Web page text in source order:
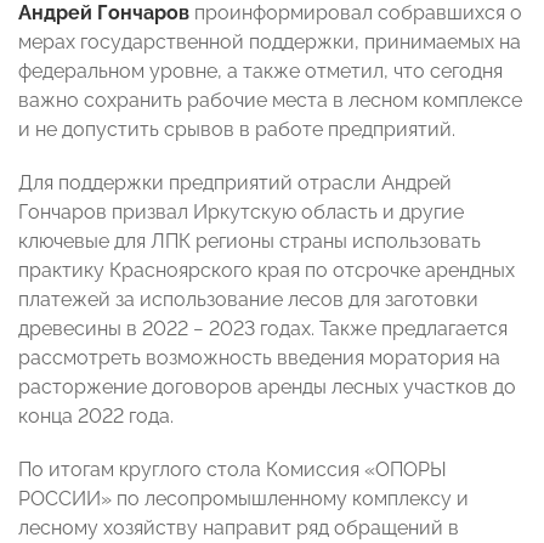
Андрей Гончаров проинформировал собравшихся о
мерах государственной поддержки, принимаемых на
федеральном уровне, а также отметил, что сегодня
важно сохранить рабочие места в лесном комплексе
и не допустить срывов в работе предприятий.
Для поддержки предприятий отрасли Андрей
Гончаров призвал Иркутскую область и другие
ключевые для ЛПК регионы страны использовать
практику Красноярского края по отсрочке арендных
платежей за использование лесов для заготовки
древесины в 2022 − 2023 годах. Также предлагается
рассмотреть возможность введения моратория на
расторжение договоров аренды лесных участков до
конца 2022 года.
По итогам круглого стола Комиссия «ОПОРЫ
РОССИИ» по лесопромышленному комплексу и
лесному хозяйству направит ряд обращений в